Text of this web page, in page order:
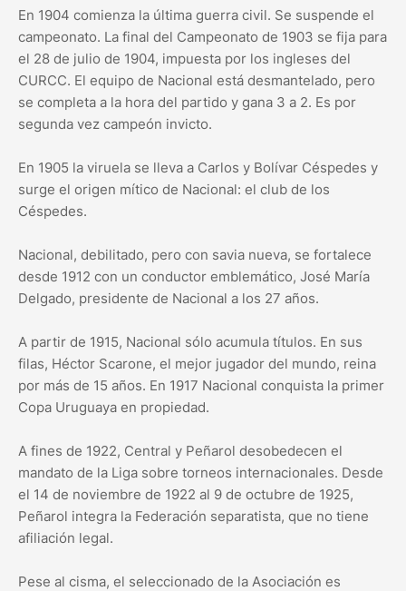
En 1904 comienza la última guerra civil. Se suspende el
campeonato. La final del Campeonato de 1903 se fija para
el 28 de julio de 1904, impuesta por los ingleses del
CURCC. El equipo de Nacional está desmantelado, pero
se completa a la hora del partido y gana 3 a 2. Es por
segunda vez campeón invicto.
En 1905 la viruela se lleva a Carlos y Bolívar Céspedes y
surge el origen mítico de Nacional: el club de los
Céspedes.
Nacional, debilitado, pero con savia nueva, se fortalece
desde 1912 con un conductor emblemático, José María
Delgado, presidente de Nacional a los 27 años.
A partir de 1915, Nacional sólo acumula títulos. En sus
filas, Héctor Scarone, el mejor jugador del mundo, reina
por más de 15 años. En 1917 Nacional conquista la primer
Copa Uruguaya en propiedad.
A fines de 1922, Central y Peñarol desobedecen el
mandato de la Liga sobre torneos internacionales. Desde
el 14 de noviembre de 1922 al 9 de octubre de 1925,
Peñarol integra la Federación separatista, que no tiene
afiliación legal.
Pese al cisma, el seleccionado de la Asociación es